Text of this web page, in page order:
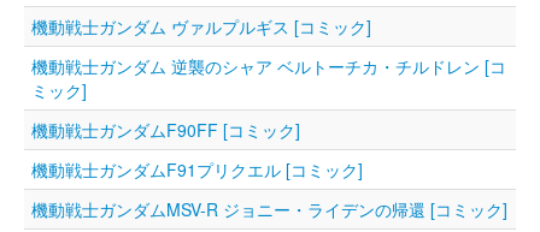
機動戦士ガンダム ヴァルプルギス [コミック]
機動戦士ガンダム 逆襲のシャア ベルトーチカ・チルドレン [コ
ミック]
機動戦士ガンダムF90FF [コミック]
機動戦士ガンダムF91プリクエル [コミック]
機動戦士ガンダムMSV-R ジョニー・ライデンの帰還 [コミック]